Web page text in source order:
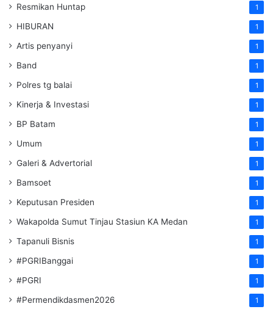
Resmikan Huntap 1
HIBURAN 1
Artis penyanyi 1
Band 1
Polres tg balai 1
Kinerja & Investasi 1
BP Batam 1
Umum 1
Galeri & Advertorial 1
Bamsoet 1
Keputusan Presiden 1
Wakapolda Sumut Tinjau Stasiun KA Medan 1
Tapanuli Bisnis 1
#PGRIBanggai 1
#PGRI 1
#Permendikdasmen2026 1